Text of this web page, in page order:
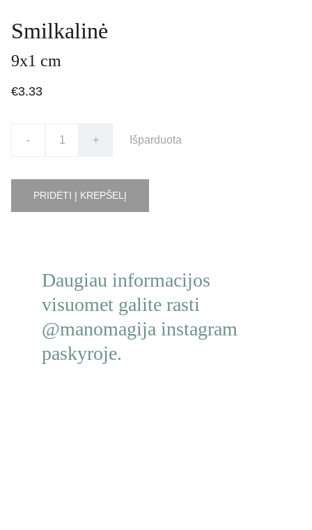
Smilkalinė
9x1 cm
€3.33
- + Išparduota
PRIDĖTI Į KREPŠELĮ
Daugiau informacijos
visuomet galite rasti
@manomagija instagram
paskyroje.